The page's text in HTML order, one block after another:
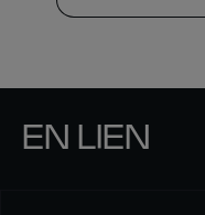
EN LIEN